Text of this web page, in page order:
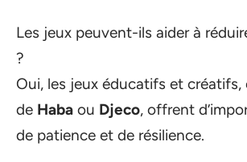
Les jeux peuvent-ils aider à
?
Oui, les jeux éducatifs et créatifs,
de Haba ou Djeco, offrent
de patience et de résilience.